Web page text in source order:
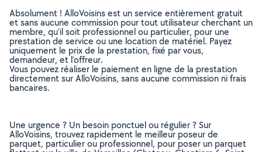
Absolument ! AlloVoisins est un service entièrement gratuit
et sans aucune commission pour tout utilisateur cherchant un
membre, qu’il soit professionnel ou particulier, pour une
prestation de service ou une location de matériel. Payez
uniquement le prix de la prestation, fixé par vous,
demandeur, et l’offreur.
Vous pouvez réaliser le paiement en ligne de la prestation
directement sur AlloVoisins, sans aucune commission ni frais
bancaires.
Une urgence ? Un besoin ponctuel ou régulier ? Sur
AlloVoisins, trouvez rapidement le meilleur poseur de
parquet, particulier ou professionnel, pour poser un parquet